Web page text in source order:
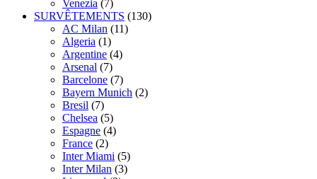
Venezia (7)
SURVÊTEMENTS (130)
AC Milan (11)
Algeria (1)
Argentine (4)
Arsenal (7)
Barcelone (7)
Bayern Munich (2)
Bresil (7)
Chelsea (5)
Espagne (4)
France (2)
Inter Miami (5)
Inter Milan (3)